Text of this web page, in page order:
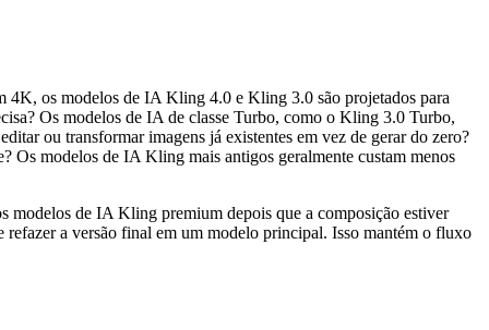
4K, os modelos de IA Kling 4.0 e Kling 3.0 são projetados para
Os modelos de IA de classe Turbo, como o Kling 3.0 Turbo,
ou transformar imagens já existentes em vez de gerar do zero?
modelos de IA Kling mais antigos geralmente custam menos
modelos de IA Kling premium depois que a composição estiver
refazer a versão final em um modelo principal. Isso mantém o fluxo